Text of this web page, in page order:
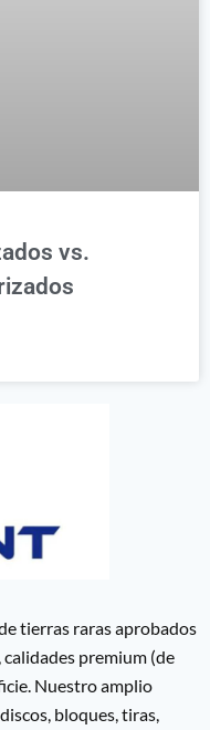
vs.
tierras raras aprobados
premium (de
Nuestro amplio
bloques, tiras,